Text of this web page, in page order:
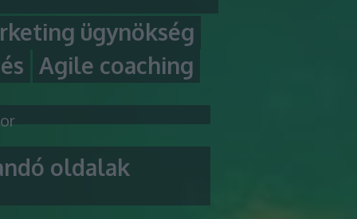
ügynökség
Agile coaching
oldalak